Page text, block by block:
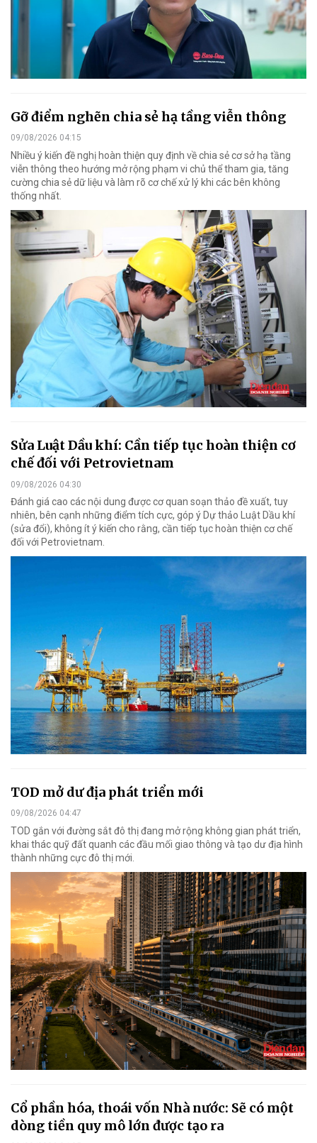
Gỡ điểm nghẽn chia sẻ hạ tầng viễn thông
09/08/2026 04:15
Nhiều ý kiến đề nghị hoàn thiện quy định về chia sẻ cơ sở hạ tầng
viễn thông theo hướng mở rộng phạm vi chủ thể tham gia, tăng
cường chia sẻ dữ liệu và làm rõ cơ chế xử lý khi các bên không
thống nhất.
Sửa Luật Dầu khí: Cần tiếp tục hoàn thiện cơ
chế đối với Petrovietnam
09/08/2026 04:30
Đánh giá cao các nội dung được cơ quan soạn thảo đề xuất, tuy
nhiên, bên cạnh những điểm tích cực, góp ý Dự thảo Luật Dầu khí
(sửa đổi), không ít ý kiến cho rằng, cần tiếp tục hoàn thiện cơ chế
đối với Petrovietnam.
TOD mở dư địa phát triển mới
09/08/2026 04:47
TOD gắn với đường sắt đô thị đang mở rộng không gian phát triển,
khai thác quỹ đất quanh các đầu mối giao thông và tạo dư địa hình
thành những cực đô thị mới.
Cổ phần hóa, thoái vốn Nhà nước: Sẽ có một
dòng tiền quy mô lớn được tạo ra